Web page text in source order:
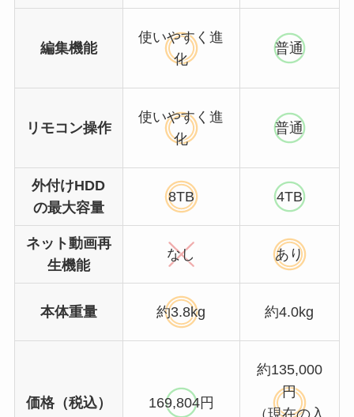
編集機能
使いやすく進
化
普通
リモコン操作
使いやすく進
化
普通
外付けHDD
の最大容量
8TB 4TB
ネット動画再
生機能
なし あり
本体重量 約3.8kg 約4.0kg
価格（税込） 169,804円
約135,000
円